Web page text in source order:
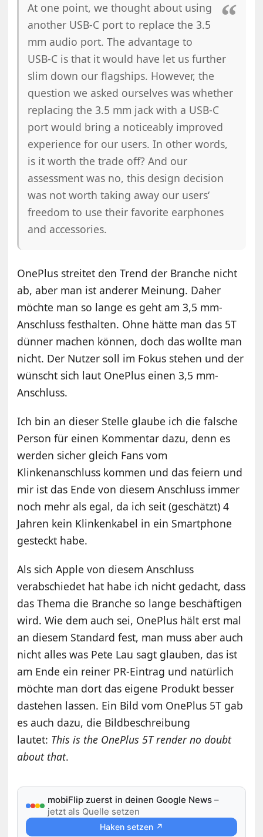
At one point, we thought about using
another USB-C port to replace the 3.5
mm audio port. The advantage to
USB-C is that it would have let us further
slim down our flagships. However, the
question we asked ourselves was whether
replacing the 3.5 mm jack with a USB-C
port would bring a noticeably improved
experience for our users. In other words,
is it worth the trade off? And our
assessment was no, this design decision
was not worth taking away our users‘
freedom to use their favorite earphones
and accessories.
OnePlus streitet den Trend der Branche nicht
ab, aber man ist anderer Meinung. Daher
möchte man so lange es geht am 3,5 mm-
Anschluss festhalten. Ohne hätte man das 5T
dünner machen können, doch das wollte man
nicht. Der Nutzer soll im Fokus stehen und der
wünscht sich laut OnePlus einen 3,5 mm-
Anschluss.
Ich bin an dieser Stelle glaube ich die falsche
Person für einen Kommentar dazu, denn es
werden sicher gleich Fans vom
Klinkenanschluss kommen und das feiern und
mir ist das Ende von diesem Anschluss immer
noch mehr als egal, da ich seit (geschätzt) 4
Jahren kein Klinkenkabel in ein Smartphone
gesteckt habe.
Als sich Apple von diesem Anschluss
verabschiedet hat habe ich nicht gedacht, dass
das Thema die Branche so lange beschäftigen
wird. Wie dem auch sei, OnePlus hält erst mal
an diesem Standard fest, man muss aber auch
nicht alles was Pete Lau sagt glauben, das ist
am Ende ein reiner PR-Eintrag und natürlich
möchte man dort das eigene Produkt besser
dastehen lassen. Ein Bild vom OnePlus 5T gab
es auch dazu, die Bildbeschreibung
lautet: This is the OnePlus 5T render no doubt
about that.
mobiFlip zuerst in deinen Google News –
jetzt als Quelle setzen
Haken setzen ↗